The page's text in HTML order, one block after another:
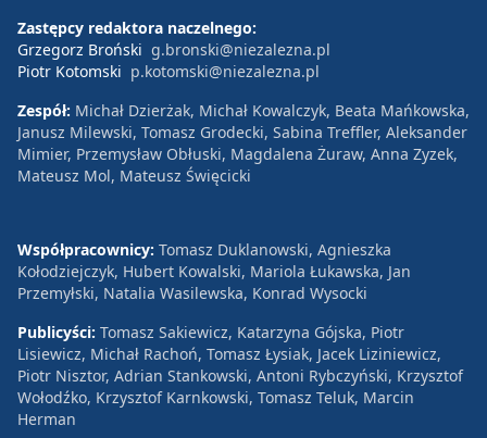
Zastępcy redaktora naczelnego:
Grzegorz Broński g.bronski@niezalezna.pl
Piotr Kotomski p.kotomski@niezalezna.pl
Zespół: Michał Dzierżak, Michał Kowalczyk, Beata Mańkowska,
Janusz Milewski, Tomasz Grodecki, Sabina Treffler, Aleksander
Mimier, Przemysław Obłuski, Magdalena Żuraw, Anna Zyzek,
Mateusz Mol, Mateusz Święcicki
Współpracownicy: Tomasz Duklanowski, Agnieszka
Kołodziejczyk, Hubert Kowalski, Mariola Łukawska, Jan
Przemyłski, Natalia Wasilewska, Konrad Wysocki
Publicyści: Tomasz Sakiewicz, Katarzyna Gójska, Piotr
Lisiewicz, Michał Rachoń, Tomasz Łysiak, Jacek Liziniewicz,
Piotr Nisztor, Adrian Stankowski, Antoni Rybczyński, Krzysztof
Wołodźko, Krzysztof Karnkowski, Tomasz Teluk, Marcin
Herman